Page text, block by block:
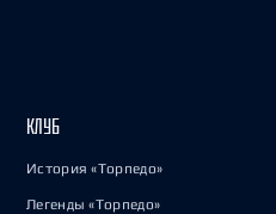
КЛУБ
История «Торпедо»
Легенды «Торпедо»